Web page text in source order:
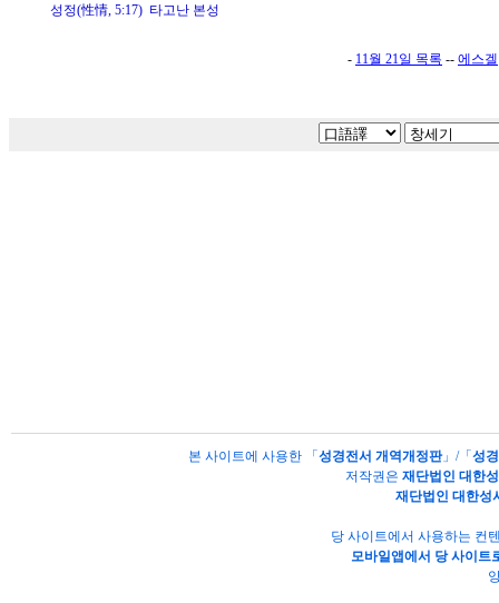
성정(性情, 5:17) 타고난 본성
- 11월 21일 목록 -- 에스겔
본 사이트에 사용한 「 성경전서 개역개정판」/「 성
저작권은 재단법인 대한
재단법인 대한성
당 사이트에서 사용하는 컨
모바일앱에서 당 사이트